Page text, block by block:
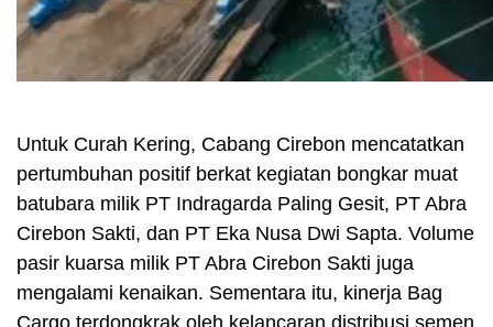
Untuk Curah Kering, Cabang Cirebon mencatatkan
pertumbuhan positif berkat kegiatan bongkar muat
batubara milik PT Indragarda Paling Gesit, PT Abra
Cirebon Sakti, dan PT Eka Nusa Dwi Sapta. Volume
pasir kuarsa milik PT Abra Cirebon Sakti juga
mengalami kenaikan. Sementara itu, kinerja Bag
Cargo terdongkrak oleh kelancaran distribusi semen